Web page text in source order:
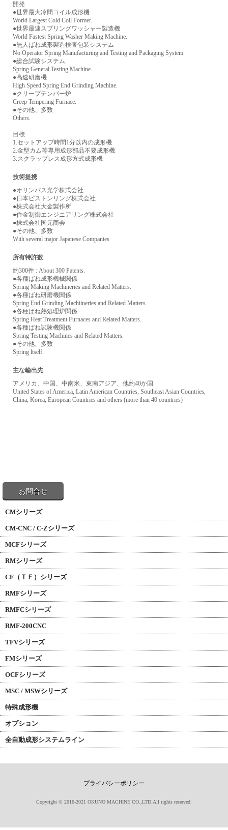
開発
●世界最大冷間コイル成形機
World Largest Cold Coil Former.
●世界最速スプリングワッシャー製造機
World Fastest Spring Washer Making Machine.
●無人ばね成形製造検査包装システム
No Operator Spring Manufacturing and Testing and Packaging System.
●総合試験システム
Spring General Testing Machine.
●高速研磨機
High Speed Spring End Grinding Machine.
●クリープテンパー炉
Creep Tempering Furnace.
●その他、多数
Others.
目標
1.セットアップ時間1分以内の成形機
2.金型カム等専用成形部品不要成形機
3.スクラップレス成形方式成形機
技術提携
●オリンパス光学株式会社
●日本ピストンリング株式会社
●株式会社大金製作所
●住金制御エンジニアリング株式会社
●株式会社国元商会
●その他、多数
With several major Japanese Companies
所有特許数
約300件 : About 300 Patents.
●各種ばね成形機械関係
Spring Making Machineries and Related Matters.
●各種ばね研磨機関係
Spring End Grinding Machiineries and Related Matters.
●各種ばね熱処理炉関係
Spring Heat Treatment Furnaces and Related Matters.
●各種ばね試験機関係
Spring Testing Machines and Related Matters.
●その他、多数
Spring ltself.
主な輸出先
アメリカ、中国、中南米、東南アジア、他約40か国
United States of America, Latin American Countries, Southeast Asian Countries,
China, Korea, European Countries and others (more than 40 countries)
お問合せ
CMシリーズ
CM-CNC / C-Zシリーズ
MCFシリーズ
RMシリーズ
CF（ＴＦ）シリーズ
RMFシリーズ
RMFCシリーズ
RMF-200CNC
TFVシリーズ
FMシリーズ
OCFシリーズ
MSC / MSWシリーズ
特殊成形機
オプション
全自動成形システムライン
プライバシーポリシー
Copyright © 2016-2021 OKUNO MACHINE CO.,LTD.All rights reserved.